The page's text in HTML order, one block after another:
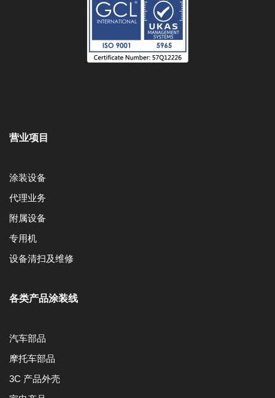
营业项目
涂装设备
代理业务
附属设备
专用机
设备清扫及维修
各类产品涂装线
汽车部品
摩托车部品
3C 产品外壳